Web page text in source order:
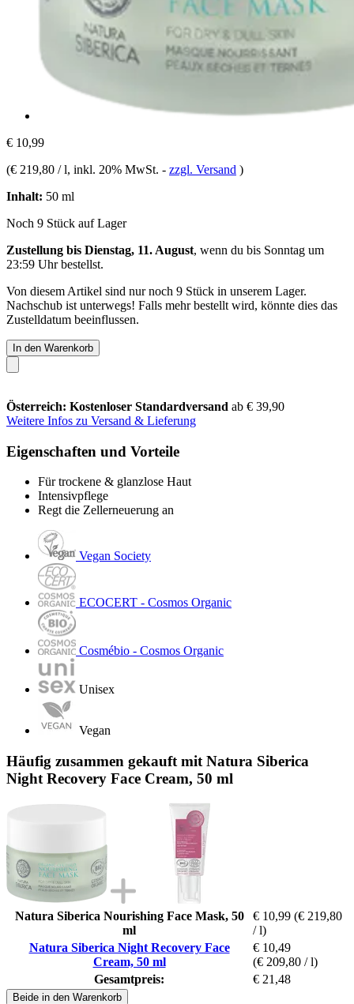
€ 10,99
(€ 219,80 / l, inkl. 20% MwSt. - zzgl. Versand )
Inhalt: 50 ml
Noch 9 Stück auf Lager
Zustellung bis Dienstag, 11. August, wenn du bis Sonntag um
23:59 Uhrbestellst.
Von diesem Artikel sind nur noch 9 Stück in unserem Lager.
Nachschub ist unterwegs! Falls mehr bestellt wird, könnte dies das
Zustelldatum beeinflussen.
In den Warenkorb
Österreich: Kostenloser Standardversand ab € 39,90
Weitere Infos zu Versand & Lieferung
Eigenschaften und Vorteile
Für trockene & glanzlose Haut
Intensivpflege
Regt die Zellerneuerung an
Vegan Society
ECOCERT - Cosmos Organic
Cosmébio - Cosmos Organic
Unisex
Vegan
Häufig zusammen gekauft mit Natura Siberica
Night Recovery Face Cream, 50 ml
Natura Siberica Nourishing Face Mask, 50
ml
€ 10,99 (€ 219,80
/ l)
Natura Siberica Night Recovery Face
Cream, 50 ml
€ 10,49
(€ 209,80 / l)
Gesamtpreis:
€ 21,48
Beide in den Warenkorb